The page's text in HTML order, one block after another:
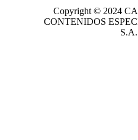
Copyright © 2024
CONTENIDOS